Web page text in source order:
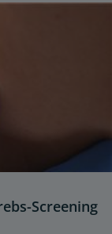
Screening